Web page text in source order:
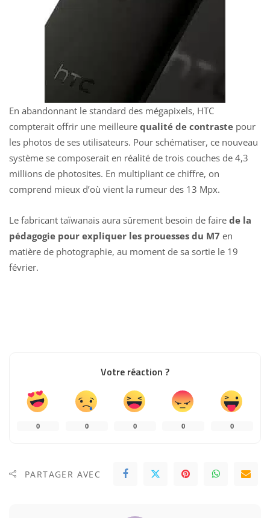
En abandonnant le standard des mégapixels, HTC
compterait offrir une meilleure qualité de contraste pour
les photos de ses utilisateurs. Pour schématiser, ce nouveau
système se composerait en réalité de trois couches de 4,3
millions de photosites. En multipliant ce chiffre, on
comprend mieux d’où vient la rumeur des 13 Mpx.
Le fabricant taïwanais aura sûrement besoin de faire de la
pédagogie pour expliquer les prouesses du M7 en
matière de photographie, au moment de sa sortie le 19
février.
Votre réaction ?
0 0 0 0 0
PARTAGER AVEC